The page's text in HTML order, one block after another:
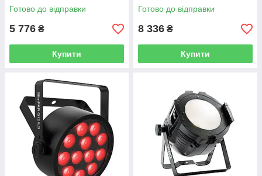
Готово до відправки
5 776 ₴
Купити
Готово до відправки
8 336 ₴
Купити